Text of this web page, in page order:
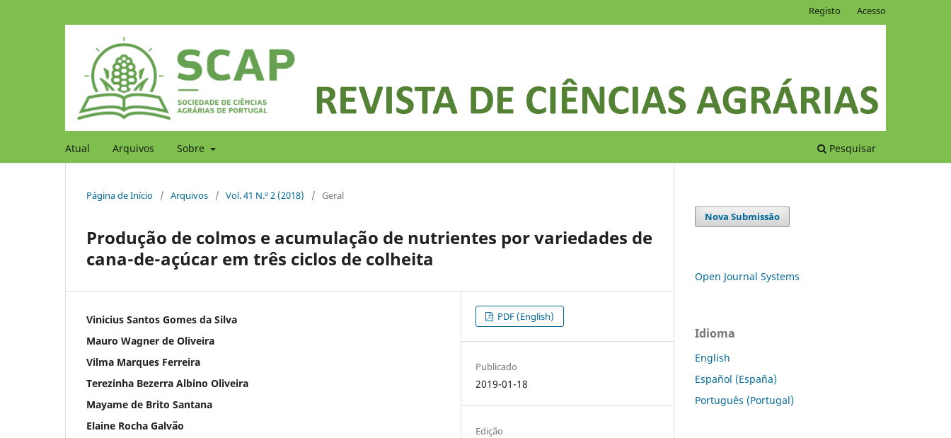
Atual Arquivos Sobre Pesquisar
Registo Acesso
Página de Início / Arquivos / Vol. 41 N.º 2 (2018) / Geral
Produção de colmos e acumulação de nutrientes por variedades de
cana-de-açúcar em três ciclos de colheita
Vinicius Santos Gomes da Silva
Mauro Wagner de Oliveira
Vilma Marques Ferreira
Terezinha Bezerra Albino Oliveira
Mayame de Brito Santana
Elaine Rocha Galvão
PDF (English)
Publicado
2019-01-18
Edição
Nova Submissão
Open Journal Systems
Idioma
English
Español (España)
Português (Portugal)